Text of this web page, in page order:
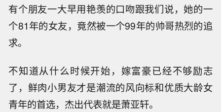
有个朋友一大早用艳羡的口吻跟我们说，她的一
个81年的女友，竟然被一个99年的帅哥热烈的追
求。
不知道从什么时候开始，嫁富豪已经不够励志
了，鲜肉小男友才是潮流的风向标和优质大龄女
青年的首选，杰出代表就是萧亚轩。